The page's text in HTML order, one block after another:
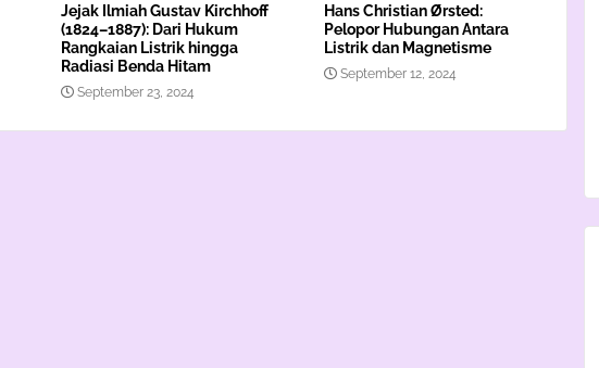
Jejak Ilmiah Gustav Kirchhoff
(1824–1887): Dari Hukum
Rangkaian Listrik hingga
Radiasi Benda Hitam
September 23, 2024
Hans Christian Ørsted:
Pelopor Hubungan Antara
Listrik dan Magnetisme
September 12, 2024